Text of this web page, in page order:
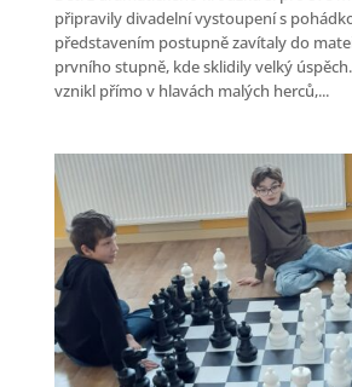
připravily divadelní vystoupení s
představením postupně zavítaly do
prvního stupně, kde sklidily velký
vznikl přímo v hlavách malých herců,...